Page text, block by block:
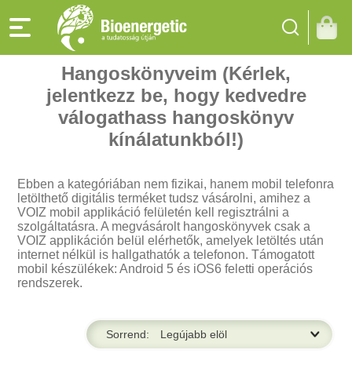
Hangoskönyveim (Kérlek,
jelentkezz be, hogy kedvedre
válogathass hangoskönyv
kínálatunkból!)
Ebben a kategóriában nem fizikai, hanem mobil telefonra
letölthető digitális terméket tudsz vásárolni, amihez a
VOIZ mobil applikáció felületén kell regisztrálni a
szolgáltatásra. A megvásárolt hangoskönyvek csak a
VOIZ applikáción belül elérhetők, amelyek letöltés után
internet nélkül is hallgathatók a telefonon. Támogatott
mobil készülékek: Android 5 és iOS6 feletti operációs
rendszerek.
Sorrend: